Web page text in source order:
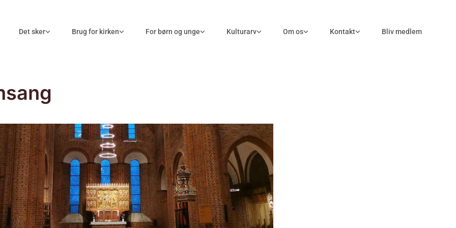
Det sker Brug for kirken For børn og unge Kulturarv Om os Kontakt Bliv medlem